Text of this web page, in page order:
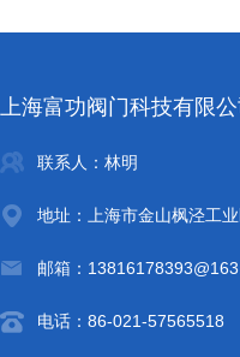
上海富功阀门科技有限公
联系人：林明
地址：上海市金山枫泾工
邮箱：
电话：86-021-57565518